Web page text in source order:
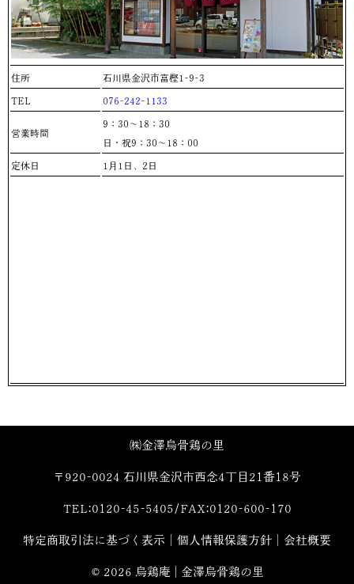
住所 石川県金沢市富樫1-9-3
TEL 076-242-1133
営業時間
9：30～18：30
日・祝9：30～18：00
定休日 1月1日、2日
㈱金澤烏骨鶏の里
〒920-0024 石川県金沢市西念4丁目21番18号
TEL:0120-45-5405/FAX:0120-600-170
特定商取引法に基づく表示 個人情報保護方針 会社概要
© 2026 烏鶏庵 | 金澤烏骨鶏の里